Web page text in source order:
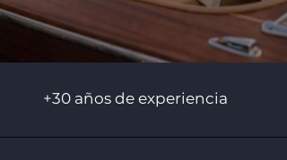
+30 años de experiencia